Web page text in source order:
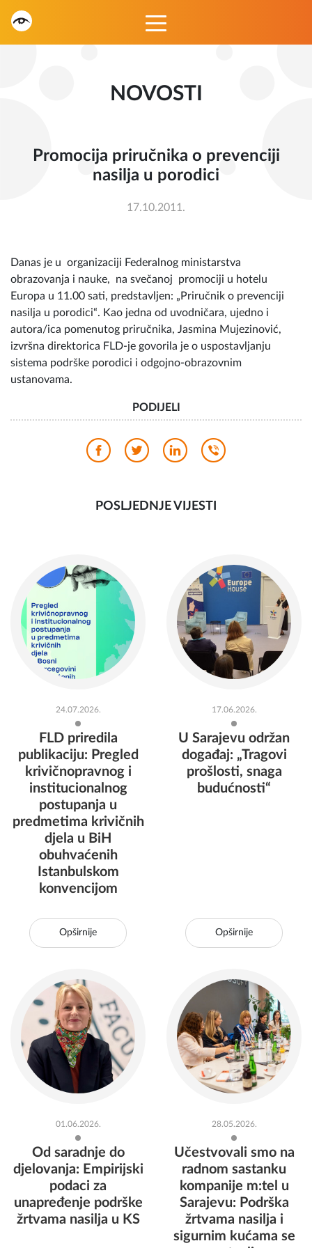
NOVOSTI
Promocija priručnika o prevenciji
nasilja u porodici
17.10.2011.
Danas je u organizaciji Federalnog ministarstva
obrazovanja i nauke, na svečanoj promociji u hotelu
Europa u 11.00 sati, predstavljen: „Priručnik o prevenciji
nasilja u porodici“. Kao jedna od uvodničara, ujedno i
autora/ica pomenutog priručnika, Jasmina Mujezinović,
izvršna direktorica FLD-je govorila je o uspostavljanju
sistema podrške porodici i odgojno-obrazovnim
ustanovama.
PODIJELI
POSLJEDNJE VIJESTI
24.07.2026.
FLD priredila
publikaciju: Pregled
krivičnopravnog i
institucionalnog
postupanja u
predmetima krivičnih
djela u BiH
obuhvaćenih
Istanbulskom
konvencijom
Opširnije
17.06.2026.
U Sarajevu održan
događaj: „Tragovi
prošlosti, snaga
budućnosti“
Opširnije
01.06.2026.
Od saradnje do
djelovanja: Empirijski
podaci za
unapređenje podrške
žrtvama nasilja u KS
28.05.2026.
Učestvovali smo na
radnom sastanku
kompanije m:tel u
Sarajevu: Podrška
žrtvama nasilja i
sigurnim kućama se